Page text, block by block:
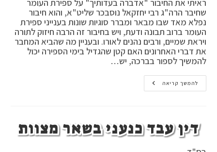
ראיתי את החיבור "אדברה בעדותיך" על ספירת העומר
שחיבר הרה"ג רבי יחזקאל נוסבכר שליט"א, והוא חיבור
נפלא מאד שבו מבאר ומברר סוגיות שונות בענייני ספירת
העומר ברוב תבונה ודעת, ויש בחיבור זה הרבה חיזוק לתורה
ויראת שמיים, ורבים נהנים לאורו. ובעניין מה שהביא המחבר
את דברי האחרונים האם קטן שהגדיל בימי הספירה יכול
להמשיך לספור בברכה, יש…
להמשך קריאה קטן
שהגדיל
דין עבד כנעני בשאר מצוות